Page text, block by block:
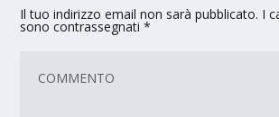
Il tuo indirizzo email non sarà pubblicato. I
sono contrassegnati*